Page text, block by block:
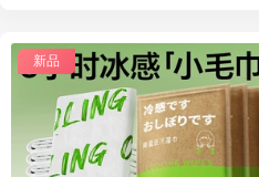
新品